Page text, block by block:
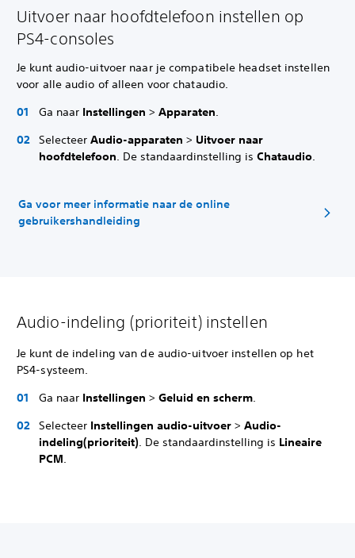
Uitvoer naar hoofdtelefoon instellen op
PS4-consoles
Je kunt audio-uitvoer naar je compatibele headset instellen
voor alle audio of alleen voor chataudio.
Ga naar Instellingen > Apparaten.
Selecteer Audio-apparaten > Uitvoer naar
hoofdtelefoon. De standaardinstelling is Chataudio.
Ga voor meer informatie naar de online
gebruikershandleiding
Audio-indeling (prioriteit) instellen
Je kunt de indeling van de audio-uitvoer instellen op het
PS4-systeem.
Ga naar Instellingen > Geluid en scherm.
Selecteer Instellingen audio-uitvoer > Audio-
indeling(prioriteit). De standaardinstelling is Lineaire
PCM.